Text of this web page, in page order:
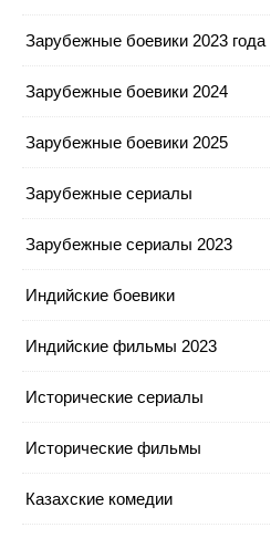
Зарубежные боевики 2023 года
Зарубежные боевики 2024
Зарубежные боевики 2025
Зарубежные сериалы
Зарубежные сериалы 2023
Индийские боевики
Индийские фильмы 2023
Исторические сериалы
Исторические фильмы
Казахские комедии